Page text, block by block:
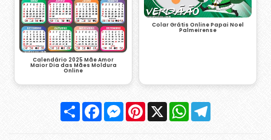
Calendário 2025 Mãe Amor
Maior Dia das Mães Moldura
Online
Colar Grátis Online Papai Noel
Palmeirense
Compartilhar
FacebookMessenger
Pinterest
X WhatsApp